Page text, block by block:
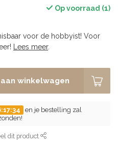
Op voorraad (1)
voor de hobbyist! Voor
Lees meer.
winkelwagen
en je bestelling zal
dit product